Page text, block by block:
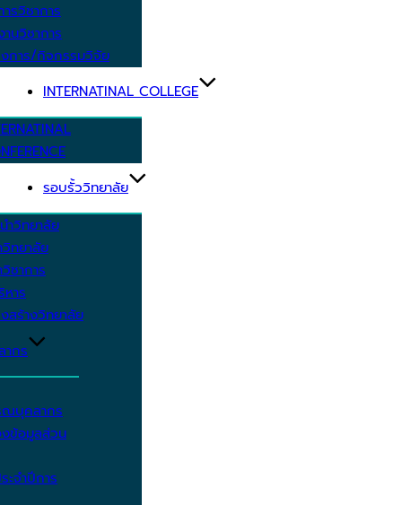
รวิชาการ
นวิชาการ
งการ/กิจกรรมวิจัย
INTERNATINAL COLLEGE
รอบรั้ววิทยาลัย
ำวิทยาลัย
ทยาลัย
ชาการ
าร
สร้างวิทยาลัย
กร
ณบุคลากร
ข้อมูลส่วน
จำปีการ